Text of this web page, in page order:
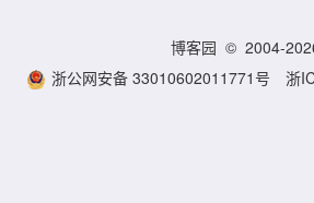
博客园 © 2004-
浙公网安备 33010602011771号
浙